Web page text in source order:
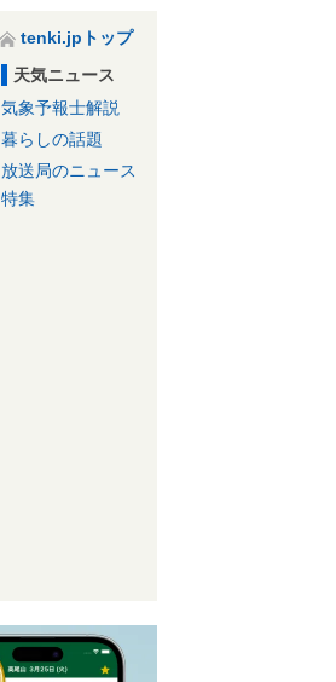
tenki.jpトップ
天気ニュース
気象予報士解説
暮らしの話題
放送局のニュース
特集